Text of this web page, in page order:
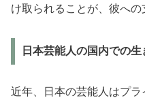
け取られることが、彼への
日本芸能人の国内での生
近年、日本の芸能人はプ